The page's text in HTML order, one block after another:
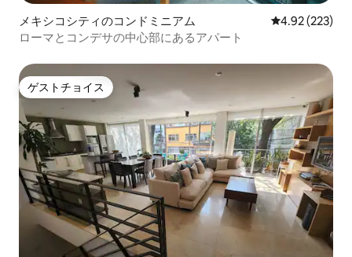
メキシコシティのコンドミニアム レビュー223
4.92 (223)
ローマとコンデサの中心部にあるアパート
ゲストチョイス
ゲストチョイス